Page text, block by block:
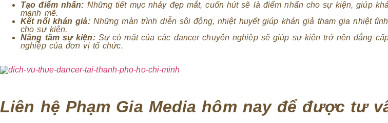
Tạo điểm nhấn: Những tiết mục nhảy đẹp mắt, cuốn hút sẽ là điểm nhấn cho sự kiện, giúp
mạnh mẽ.
Kết nối khán giả:Những màn trình diễn sôi động, nhiệt huyết giúp khán giả tham gia nhiệt
cho sự kiện.
Nâng tầm sự kiện:Sự có mặt của các dancer chuyên nghiệp sẽ giúp sự kiện trở nên đẳng
nghiệp của đơn vị tổ chức.
Liên hệ Phạm Gia Media hôm nay để được tư